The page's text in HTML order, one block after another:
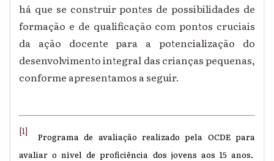
há que se construir pontes de possibilidades de
formação e de qualificação com pontos cruciais
da ação docente para a potencialização do
desenvolvimento integral das crianças pequenas,
conforme apresentamos a seguir.
[1]
Programa de avaliação realizado pela OCDE para
avaliar o nível de proficiência dos jovens aos 15 anos.